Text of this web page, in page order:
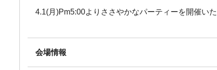
4.1(月)Pm5:00よりささやかなパーティーを開催いた
会場情報